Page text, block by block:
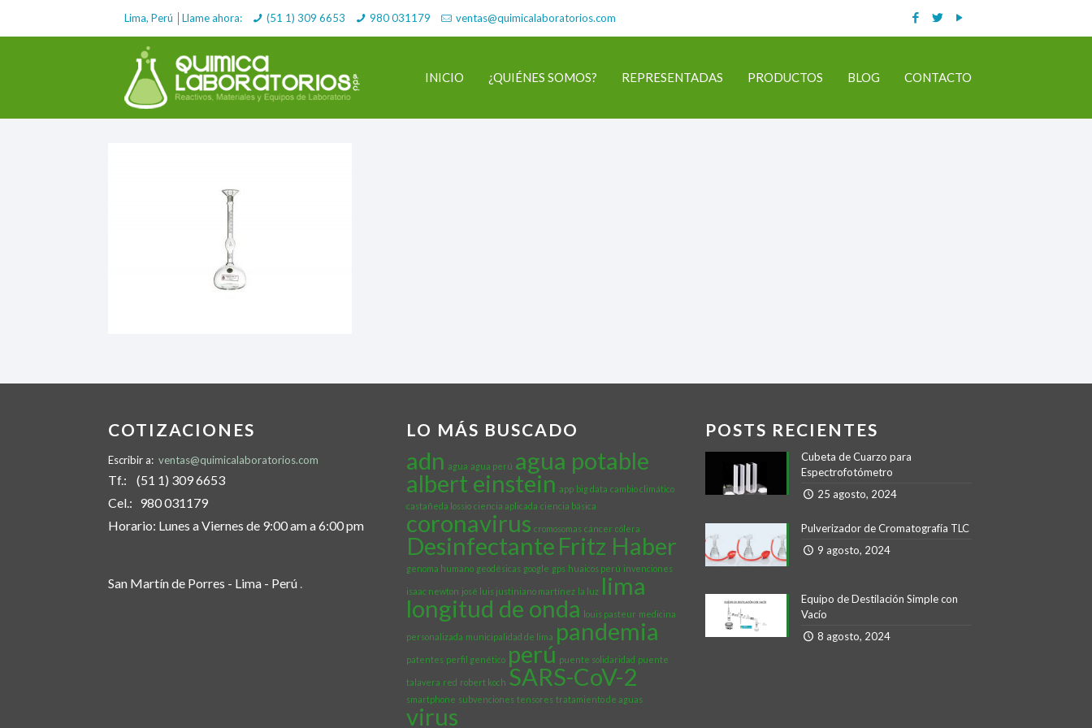
Lima, Perú │Llame ahora: (51 1) 309 6653 980 031179 ventas@quimicalaboratorios.com
INICIO ¿QUIÉNES SOMOS? REPRESENTADAS PRODUCTOS BLOG CONTACTO
COTIZACIONES
Escribir a: ventas@quimicalaboratorios.com
Tf.: (51 1) 309 6653
Cel.: 980 031179
Horario: Lunes a Viernes de 9:00 am a 6:00 pm
San Martín de Porres - Lima - Perú .
LO MÁS BUSCADO
adn agua agua perú agua potable
albert einstein app big data cambio climático
castañeda lossio ciencia aplicada ciencia básica
coronavirus cromosomas cáncer cólera
Desinfectante Fritz Haber
genoma humano geodésicas google gps huaicos perú invenciones
isaac newton josé luis justiniano martínez la luz lima
longitud de onda louis pasteur medicina
personalizada municipalidad de lima pandemia
patentes perfil genético perú puente solidaridad puente
talavera red robert koch SARS-CoV-2
smartphone subvenciones tensores tratamiento de aguas
virus
POSTS RECIENTES
Cubeta de Cuarzo para
Espectrofotómetro
25 agosto, 2024
Pulverizador de Cromatografía TLC
9 agosto, 2024
Equipo de Destilación Simple con
Vacío
8 agosto, 2024